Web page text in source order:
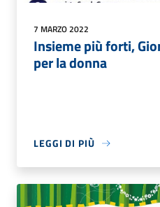
7 MARZO 2022
Insieme più forti,
per la donna
LEGGI DI PIÙ